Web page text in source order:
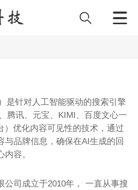
是针对人工智能驱动的搜索引擎
腾讯、元宝、KIMI、百度文心一
）优化内容可见性的技术，通过
与品牌信息，确保在AI生成的回
容。
公司成立于2010年， 一直从事搜